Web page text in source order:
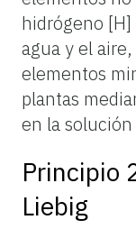
hidrógeno
agua y el
elementos
plantas
en la
Principio
Liebig